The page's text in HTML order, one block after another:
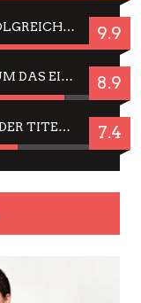
JELLYFISH HAMBURG: DAS ERFOLGREICHE SOMMER-MENÜ 2025 IN GEFÜHLEN UND BILDERN 9.9
CÉSAR FÜR JIM CARREY? WARUM DAS EINER DER NERVIGSTEN ACTORS IST UND BLEIBT 8.9
JING JING: IN-THAI RÄUMT WIEDER TITEL AB – EIN ZWEI-STUNDEN-ERLEBNISBERICHT 7.4